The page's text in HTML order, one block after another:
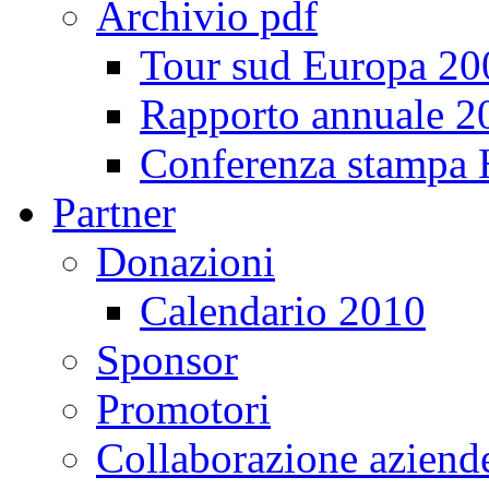
Archivio pdf
Tour sud Europa
Rapporto annuale
Conferenza
Partner
Donazioni
Calendario 2010
Sponsor
Promotori
Collaborazione